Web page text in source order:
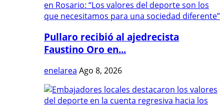
Pullaro recibió al ajedrecista
Faustino Oro en...
enelarea Ago 8, 2026